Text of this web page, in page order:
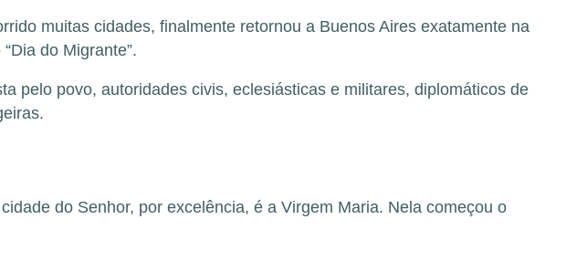
muitas cidades, finalmente retornou a Buenos Aires exatamente na
do Migrante”.
pelo povo, autoridades civis, eclesiásticas e militares, diplomáticos de
do Senhor, por excelência, é a Virgem Maria. Nela começou o